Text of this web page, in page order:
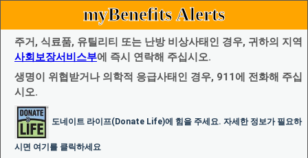
myBenefits Alerts
주거, 식료품, 유틸리티 또는 난방 비상사태인 경우, 귀하의 지역
사회보장서비스부에 즉시 연락해 주십시오.
생명이 위협받거나 의학적 응급사태인 경우, 911에 전화해 주십
시오.
도네이트 라이프(Donate Life)에 힘을 주세요. 자세한 정보가 필요하
시면 여기를 클릭하세요